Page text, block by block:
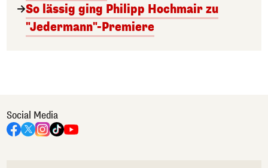
So lässig ging Philipp Hochmair zu
"Jedermann"-Premiere
Social Media